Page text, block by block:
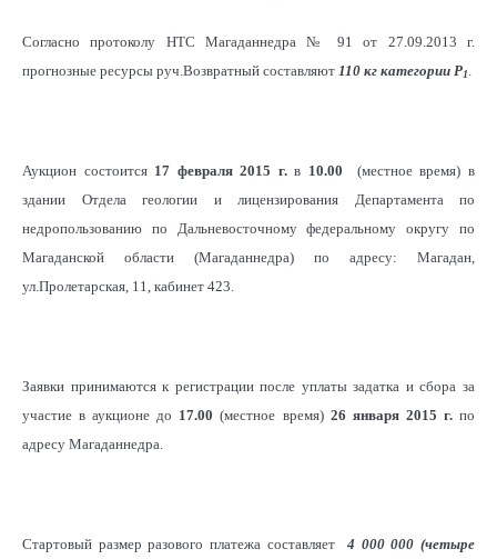
Согласно протоколу НТС Магаданнедра № 91 от 27.09.2013 г.
прогнозные ресурсы руч.Возвратный составляют 110 кг категории Р1
Аукцион состоится 17 февраля 2015 г.в 10.00
(местное время) в
здании Отдела геологии и лицензирования Департамента по
недропользованию по Дальневосточному федеральному округу по
Магаданской области (Магаданнедра) по адресу: Магадан,
ул.Пролетарская, 11, кабинет 423.
Заявки принимаются к регистрации после уплаты задатка и сбора за
участие в аукционе до 17.00 (местное время) 26 января 2015 г.по
адресу Магаданнедра.
Стартовый размер разового платежа составляет 4 000 000 (четыре